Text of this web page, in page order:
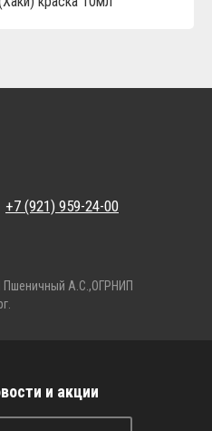
+7 (921) 959-24-00
Пшеничный А.С.,ОГРНИП
и акции